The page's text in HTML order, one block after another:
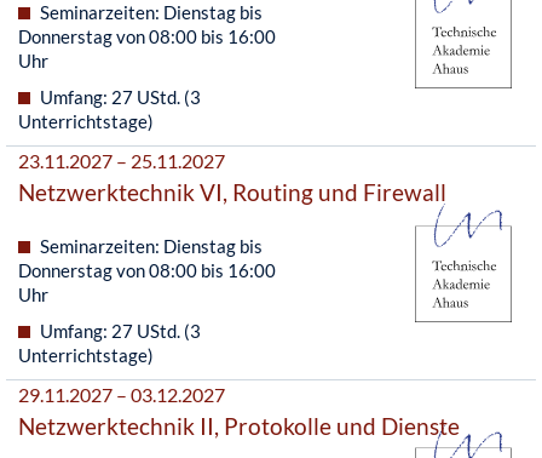
Seminarzeiten: Dienstag bis
Donnerstag von 08:00 bis 16:00
Uhr
Umfang: 27 UStd. (3
Unterrichtstage)
23.11.2027 – 25.11.2027
Netzwerktechnik VI, Routing und Firewall
Seminarzeiten: Dienstag bis
Donnerstag von 08:00 bis 16:00
Uhr
Umfang: 27 UStd. (3
Unterrichtstage)
29.11.2027 – 03.12.2027
Netzwerktechnik II, Protokolle und Dienste